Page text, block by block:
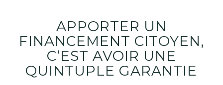
APPORTER UN
FINANCEMENT CITOYEN,
C’EST AVOIR UNE
QUINTUPLE GARANTIE